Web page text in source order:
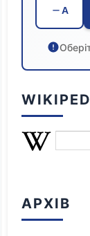
A
АРХІВ